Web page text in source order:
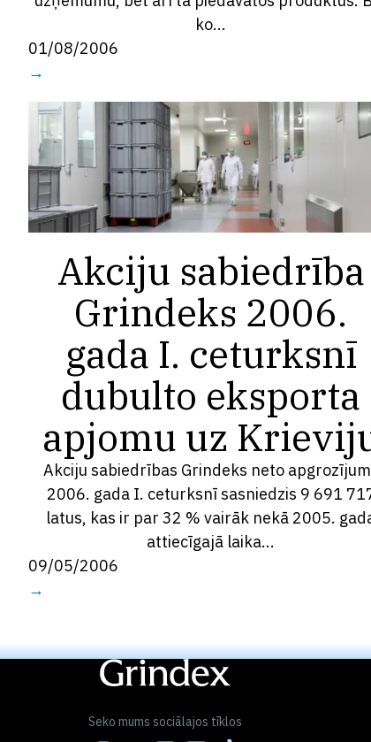
ko...
01/08/2006
→
Akciju sabiedrība
Grindeks 2006.
gada I. ceturksnī
dubulto eksporta
apjomu uz
Akciju sabiedrības Grindeks neto
2006. gada I. ceturksnī sasniedzis 9 691
latus, kas ir par 32 % vairāk nekā 2005.
attiecīgajā laika...
09/05/2006
→
Seko mums sociālajos tīklos